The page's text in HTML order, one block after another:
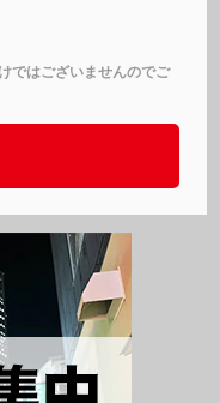
ではございませんのでご